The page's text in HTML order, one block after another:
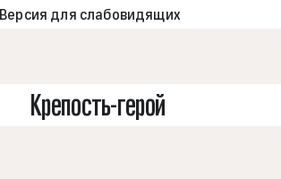
Версия для слабовидящих
Крепость-герой